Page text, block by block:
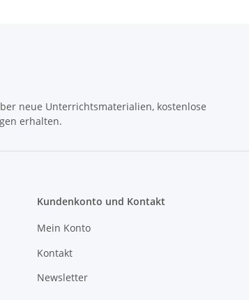
neue Unterrichtsmaterialien, kostenlose
erhalten.
Kundenkonto und Kontakt
Mein Konto
Kontakt
Newsletter